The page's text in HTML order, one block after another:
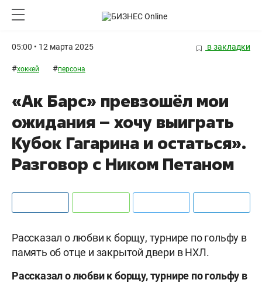
05:00 • 12 марта 2025 в закладки
#хоккей #персона
«Ак Барс» превзошёл мои
ожидания – хочу выиграть
Кубок Гагарина и остаться».
Разговор с Ником Петаном
Рассказал о любви к борщу, турнире по гольфу в
память об отце и закрытой двери в НХЛ.
Рассказал о любви к борщу, турнире по гольфу в